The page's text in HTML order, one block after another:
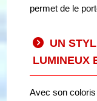
permet de le
UN
LUMINEUX
Avec son coloris